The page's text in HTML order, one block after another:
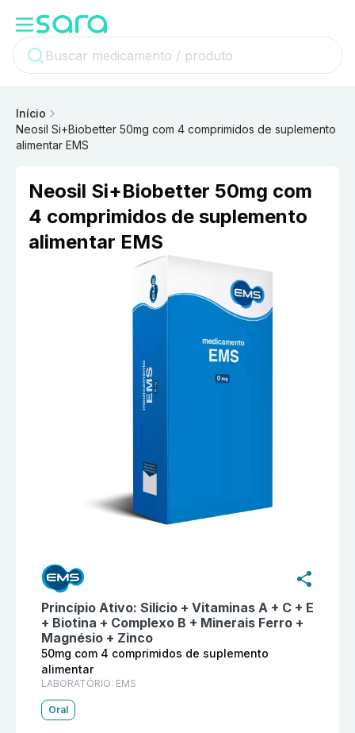
Início
Neosil Si+Biobetter 50mg com 4 comprimidos de suplemento
alimentar EMS
Neosil Si+Biobetter 50mg com
4 comprimidos de suplemento
alimentar EMS
Princípio Ativo: Silicio + Vitaminas A + C + E
+ Biotina + Complexo B + Minerais Ferro +
Magnésio + Zinco
50mg com 4 comprimidos de suplemento
alimentar
LABORATÓRIO: EMS
Oral